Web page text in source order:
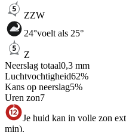
ZZW
24°voelt als 25°
Z
Neerslag totaal0,3 mm
Luchtvochtigheid62%
Kans op neerslag5%
Uren zon7
Je huid kan in volle zon
min).